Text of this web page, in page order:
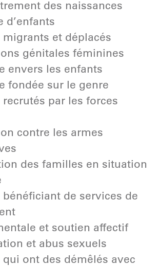
des naissances
d’enfants
migrants et déplacés
génitales féminines
envers les enfants
fondée sur le genre
recrutés par les forces
contre les armes
des familles en situation
bénéficiant de services de
et soutien affectif
et abus sexuels
qui ont des démêlés avec